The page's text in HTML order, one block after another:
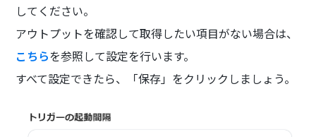
してください。
アウトプットを確認して取得したい項目がない場合は、
こちらを参照して設定を行います。
すべて設定できたら、「保存」をクリックしましょう。